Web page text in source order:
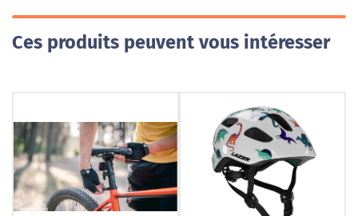
Ces produits peuvent vous intéresser